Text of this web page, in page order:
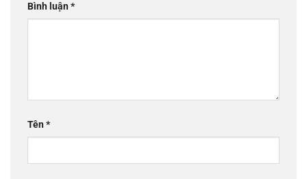
Bình luận*
Tên*